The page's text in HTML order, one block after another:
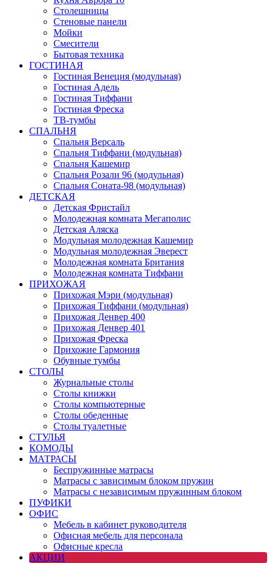
Столешницы
Стеновые панели
Мойки
Смесители
Бытовая техника
ГОСТИНАЯ
Гостиная Венеция (модульная)
Гостиная Адель
Гостиная Тиффани
Гостиная Фреска
ТВ-тумбы
СПАЛЬНЯ
Спальня Версаль
Спальня Тиффани (модульная)
Спальня Кашемир
Спальня Розали 96 (модульная)
Спальня Соната-98 (модульная)
ДЕТСКАЯ
Детская Фристайл
Молодежная комната Мегаполис
Детская Аляска
Модульная молодежная Кашемир
Модульная молодежная Эверест
Молодежная комната Британия
Молодежная комната Тиффани
ПРИХОЖАЯ
Прихожая Мэри (модульная)
Прихожая Тиффани (модульная)
Прихожая Денвер 400
Прихожая Денвер 401
Прихожая Фреска
Прихожие Гармония
Обувные тумбы
СТОЛЫ
Журнальные столы
Столы книжки
Столы компьютерные
Столы обеденные
Столы туалетные
СТУЛЬЯ
КОМОДЫ
МАТРАСЫ
Беспружинные матрасы
Матрасы с зависимым блоком пружин
Матрасы с независимым пружинным блоком
ПУФИКИ
ОФИС
Мебель в кабинет руководителя
Офисная мебель для персонала
Офисные кресла
АКЦИИ